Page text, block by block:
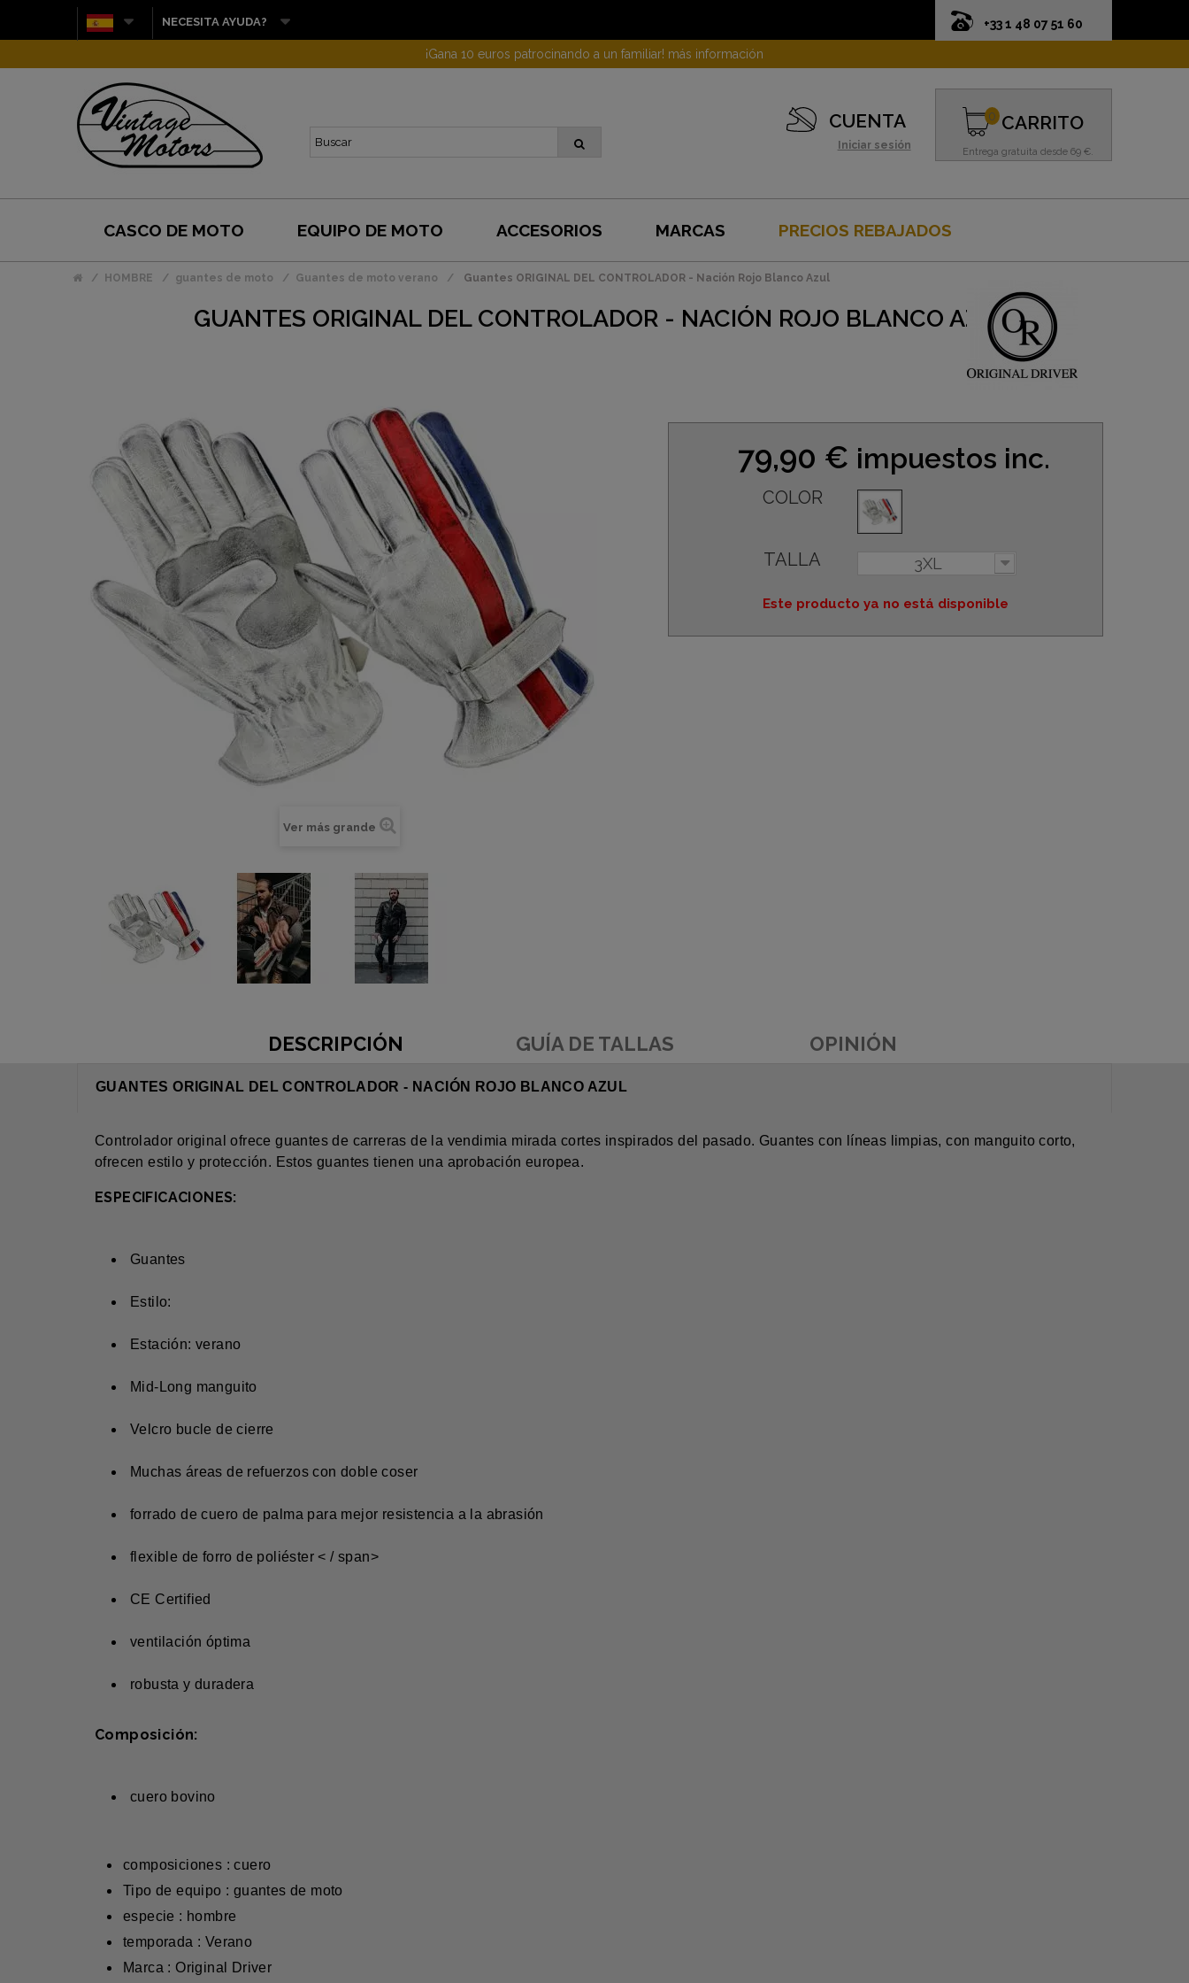
+33 1 48 07 51 60
NECESITA AYUDA?
¡Gana 10 euros patrocinando a un familiar! más información
CUENTA
Iniciar sesión
CARRITO
Entrega gratuita desde 69 €.
0
CASCO DE MOTO EQUIPO DE MOTO ACCESORIOS MARCAS PRECIOS REBAJADOS
HOMBRE guantes de moto Guantes de moto verano Guantes ORIGINAL DEL CONTROLADOR - Nación Rojo Blanco Azul
GUANTES ORIGINAL DEL CONTROLADOR - NACIÓN ROJO BLANCO AZUL
Ver más grande
79,90 € impuestos inc.
COLOR
TALLA 3XL
Este producto ya no está disponible
DESCRIPCIÓN GUÍA DE TALLAS OPINIÓN
GUANTES ORIGINAL DEL CONTROLADOR - NACIÓN ROJO BLANCO AZUL
Controlador original ofrece guantes de carreras de la vendimia mirada cortes inspirados del pasado. Guantes con líneas limpias, con manguito corto,
ofrecen estilo y protección. Estos guantes tienen una aprobación europea.
ESPECIFICACIONES:
Guantes
Estilo:
Estación: verano
Mid-Long manguito
Velcro bucle de cierre
Muchas áreas de refuerzos con doble coser
forrado de cuero de palma para mejor resistencia a la abrasión
flexible de forro de poliéster < / span>
CE Certified
ventilación óptima
robusta y duradera
Composición:
cuero bovino
composiciones : cuero
Tipo de equipo : guantes de moto
especie : hombre
temporada : Verano
Marca : Original Driver